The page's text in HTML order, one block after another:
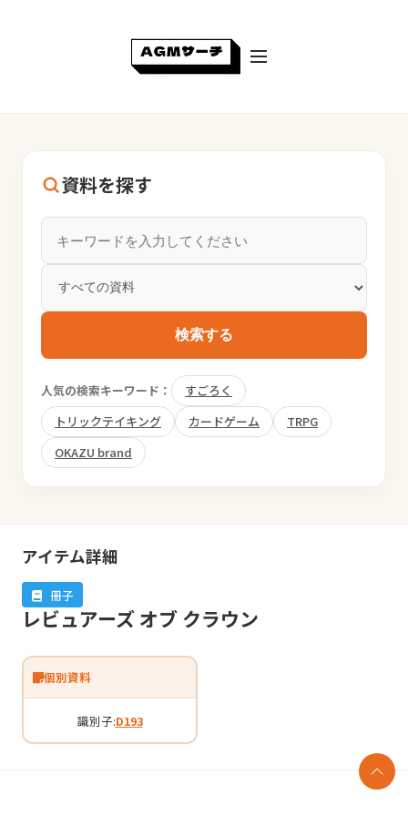
資料を探す
検索する
人気の検索キーワード：
すごろく
トリックテイキング
カードゲーム
TRPG
OKAZU brand
アイテム詳細
冊子
レビュアーズ オブ クラウン
個別資料
識別子:D193